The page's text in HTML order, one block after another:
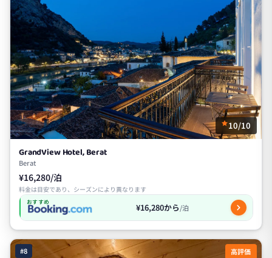
10/10
GrandView Hotel, Berat
Berat
¥16,280/泊
料金は目安であり、シーズンにより異なります
おすすめ ¥16,280から/泊
#8 高評価